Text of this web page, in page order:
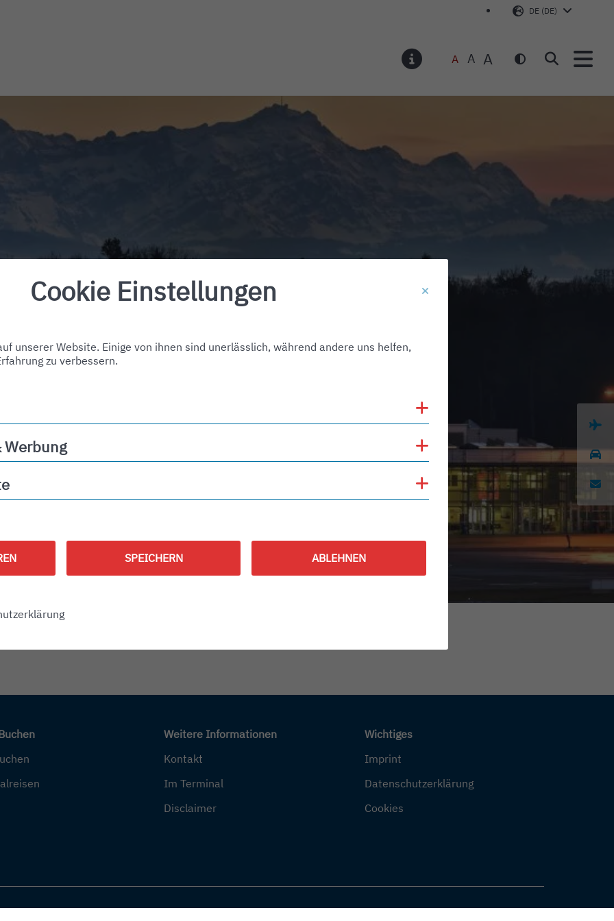
DE (DE)
A A A Suchen
Weitere Informationen
Kontakt
Im Terminal
Disclaimer
Wichtiges
Imprint
Datenschutzerklärung
Cookies
Cookie Einstellungen
unserer Website. Einige von ihnen sind unerlässlich, während andere uns helfen,
zu verbessern.
Cookies anzeigen
Werbung Cookies anzeigen
Cookies anzeigen
SPEICHERN ABLEHNEN